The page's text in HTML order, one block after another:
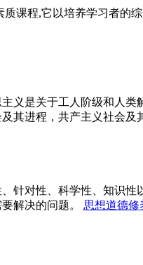
课程,它以培养学习者
义是关于工人阶级和人
其进程，共产主义社会及
针对性、科学性、知识
解决的问题。
思想道德修